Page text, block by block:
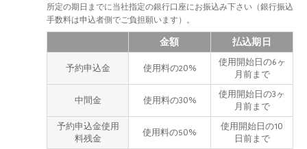
所定の期日までに当社指定の銀行口座にお振込み下さい（銀行振込
手数料は申込者側でご負担願います）。
金額 払込期日
予約申込金 使用料の20%
使用開始日の6ヶ
月前まで
中間金
使用料の30%
使用開始日の3ヶ
月前まで
予約申込金使用
料残金
使用料の50%
使用開始日の10
日前まで